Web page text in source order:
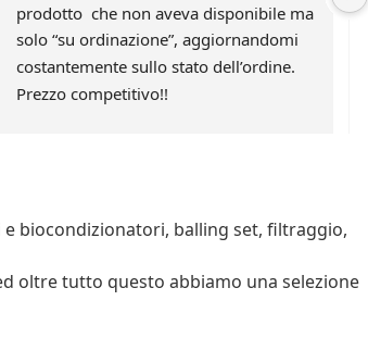
prodotto  che non aveva disponibile ma
solo “su ordinazione”, aggiornandomi
costantemente sullo stato dell’ordine.
Prezzo competitivo!!
biocondizionatori, balling set, filtraggio,
oltre tutto questo abbiamo una selezione